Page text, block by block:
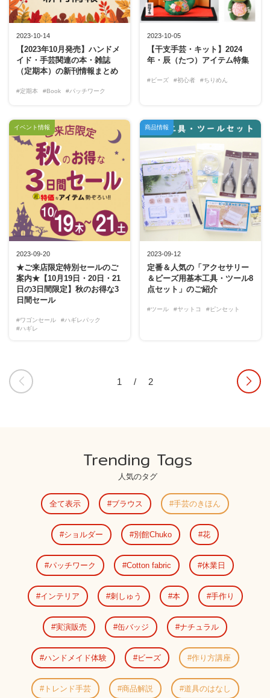
2023-10-14
【2023年10月発売】ハンドメ
イド・手芸関連の本・雑誌
（定期本）の新刊情報まとめ
#定期本 #Book #パッチワーク
2023-10-05
【干支手芸・キット】2024
年・辰（たつ）アイテム特集
#ビーズ #初心者 #ちりめん
2023-09-20
★ご来店限定特別セールのご
案内★【10月19日・20日・21
日の3日間限定】秋のお得な3
日間セール
#ワゴンセール
#ハギレパック
#ハギレ
イベント情報
2023-09-12
定番＆人気の「アクセサリー
＆ビーズ用基本工具・ツール8
点セット」のご紹介
#ツール #ヤットコ #ピンセット
商品情報
1 / 2
Trending Tags
人気のタグ
全て表示 ブラウス 手芸のきほん
ショルダー 別館Chuko 花
パッチワーク Cotton fabric 休業日
インテリア 刺しゅう 本 手作り
実演販売 缶バッジ ナチュラル
ハンドメイド体験 ビーズ 作り方講座
トレンド手芸 商品解説 道具のはなし